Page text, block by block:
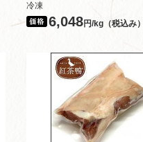
冷凍
6,048円/kg（税込み